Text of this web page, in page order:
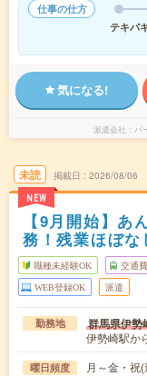
仕事の仕方
テキパ
気になる!
派遣会社 パ
未読
NEW
掲載日 2026/08/06
【9月開始】あ
務！残業ほぼな
職種未経験OK 交通
WEB登録OK 派遣
勤務地 群馬県伊勢
伊勢崎駅か
曜日頻度 月～金・